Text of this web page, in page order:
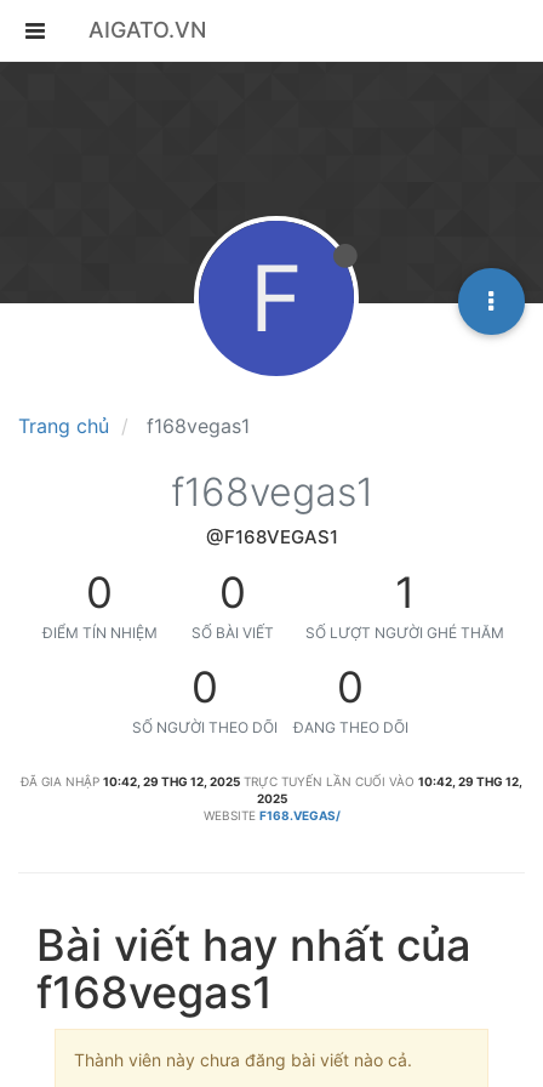
AIGATO.VN
Trang chủ f168vegas1
F
f168vegas1
@F168VEGAS1
0
ĐIỂM TÍN NHIỆM
0
SỐ BÀI VIẾT
1
SỐ LƯỢT NGƯỜI GHÉ THĂM
0
SỐ NGƯỜI THEO DÕI
0
ĐANG THEO DÕI
ĐÃ GIA NHẬP 10:42, 29 THG 12, 2025 TRỰC TUYẾN LẦN CUỐI VÀO 10:42, 29 THG 12,
2025
WEBSITE F168.VEGAS/
Bài viết hay nhất của
f168vegas1
Thành viên này chưa đăng bài viết nào cả.